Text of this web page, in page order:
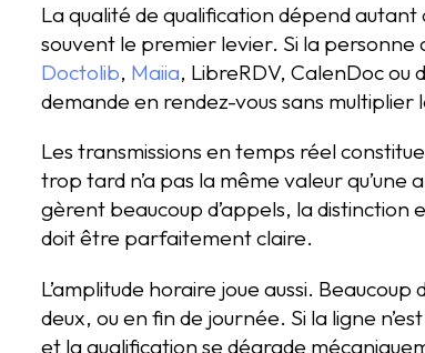
La qualité de qualification dépend autant
souvent le premier levier. Si la
Doctolib, Maiia, LibreRDV, CalenDoc ou
demande en rendez-vous sans multiplier
Les transmissions en temps réel
trop tard n’a pas la même valeur
gèrent beaucoup d’appels, la
doit être parfaitement claire.
L’amplitude horaire joue aussi.
deux, ou en fin de journée. Si la ligne
et la qualification se dégrade